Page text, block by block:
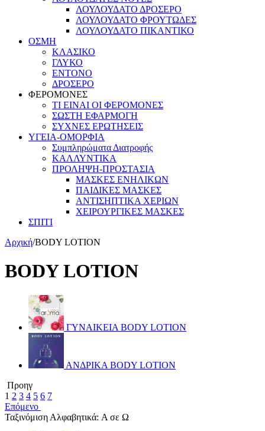
ΛΟΥΛΟΥΔΑΤΟ ΔΡΟΣΕΡΟ
ΛΟΥΛΟΥΔΑΤΟ ΦΡΟΥΤΩΔΕΣ
ΛΟΥΛΟΥΔΑΤΟ ΠΙΚΑΝΤΙΚΟ
ΟΣΜΗ
ΚΛΑΣΙΚΟ
ΓΛΥΚΟ
ΕΝΤΟΝΟ
ΔΡΟΣΕΡΟ
ΦΕΡΟΜΟΝΕΣ
ΤΙ ΕΙΝΑΙ ΟΙ ΦΕΡΟΜΟΝΕΣ
ΣΩΣΤΗ ΕΦΑΡΜΟΓΗ
ΣΥΧΝΕΣ ΕΡΩΤΗΣΕΙΣ
ΥΓΕΙΑ-ΟΜΟΡΦΙΑ
Συμπληρώματα Διατροφής
ΚΑΛΛΥΝΤΙΚΑ
ΠΡΟΛΗΨΗ-ΠΡΟΣΤΑΣΙΑ
ΜΑΣΚΕΣ ΕΝΗΛΙΚΩΝ
ΠΑΙΔΙΚΕΣ ΜΑΣΚΕΣ
ΑΝΤΙΣΗΠΤΙΚΑ ΧΕΡΙΩΝ
ΧΕΙΡΟΥΡΓΙΚΕΣ ΜΑΣΚΕΣ
ΣΠΙΤΙ
Αρχική/BODY LOTION
BODY LOTION
ΓΥΝΑΙΚΕΙΑ BODY LOTION
ΑΝΔΡΙΚΑ BODY LOTION
Προηγ
1 2 3 4 5 6 7
Επόμενο
Ταξινόμιση Αλφαβητικά: A σε Ω